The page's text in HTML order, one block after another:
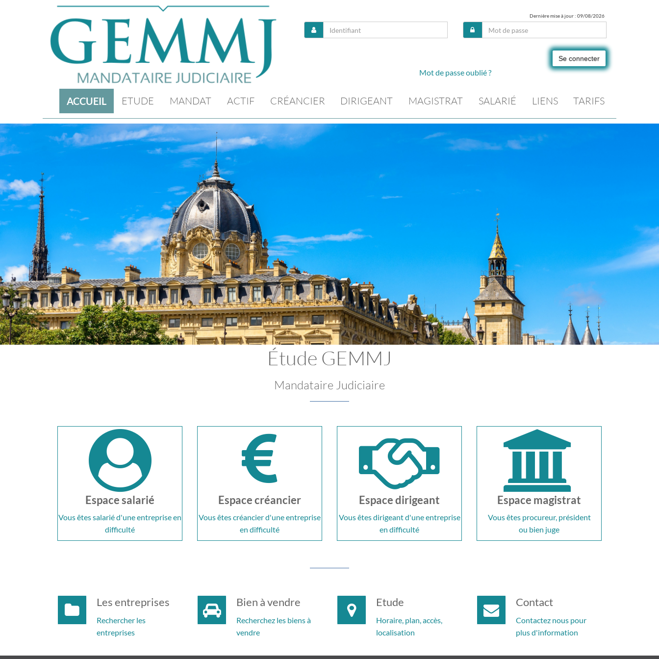
Dernière mise à jour : 09/08/2026
Se connecter
Mot de passe oublié ?
ACCUEIL ETUDE MANDAT ACTIF CRÉANCIER DIRIGEANT MAGISTRAT SALARIÉ LIENS TARIFS
Étude GEMMJ
Mandataire Judiciaire
Espace salarié
Vous êtes salarié d'une entreprise en
difficulté
Espace créancier
Vous êtes créancier d'une entreprise
en difficulté
Espace dirigeant
Vous êtes dirigeant d'une entreprise
en difficulté
Espace magistrat
Vous êtes procureur, président
ou bien juge
Les entreprises
Rechercher les
entreprises
Bien à vendre
Recherchez les biens à
vendre
Etude
Horaire, plan, accès,
localisation
Contact
Contactez nous pour
plus d'information